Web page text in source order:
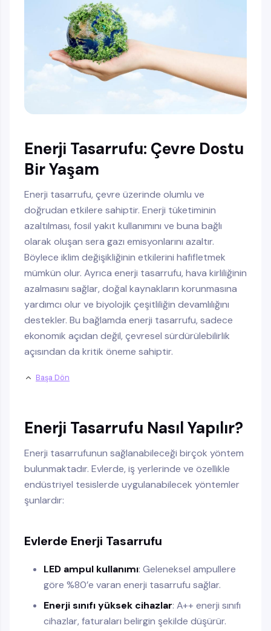
Enerji Tasarrufu: Çevre Dostu
Bir Yaşam
Enerji tasarrufu, çevre üzerinde olumlu ve
doğrudan etkilere sahiptir. Enerji tüketiminin
azaltılması, fosil yakıt kullanımını ve buna bağlı
olarak oluşan sera gazı emisyonlarını azaltır.
Böylece iklim değişikliğinin etkilerini hafifletmek
mümkün olur. Ayrıca enerji tasarrufu, hava kirliliğinin
azalmasını sağlar, doğal kaynakların korunmasına
yardımcı olur ve biyolojik çeşitliliğin devamlılığını
destekler. Bu bağlamda enerji tasarrufu, sadece
ekonomik açıdan değil, çevresel sürdürülebilirlik
açısından da kritik öneme sahiptir.
Başa Dön
Enerji Tasarrufu Nasıl Yapılır?
Enerji tasarrufunun sağlanabileceği birçok yöntem
bulunmaktadır. Evlerde, iş yerlerinde ve özellikle
endüstriyel tesislerde uygulanabilecek yöntemler
şunlardır:
Evlerde Enerji Tasarrufu
LED ampul kullanımı: Geleneksel ampullere
göre %80’e varan enerji tasarrufu sağlar.
Enerji sınıfı yüksek cihazlar: A++ enerji sınıfı
cihazlar, faturaları belirgin şekilde düşürür.